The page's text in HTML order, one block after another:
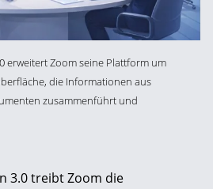
erweitert Zoom seine Plattform um
die Informationen aus
zusammenführt und
3.0 treibt Zoom die